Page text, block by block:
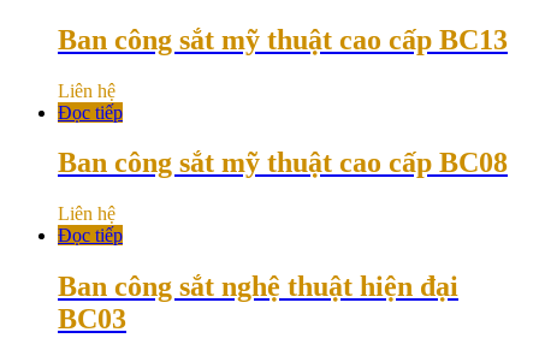
Ban công sắt mỹ thuật cao cấp BC13
Liên hệ
Đọc tiếp
Ban công sắt mỹ thuật cao cấp BC08
Liên hệ
Đọc tiếp
Ban công sắt nghệ thuật hiện đại
BC03